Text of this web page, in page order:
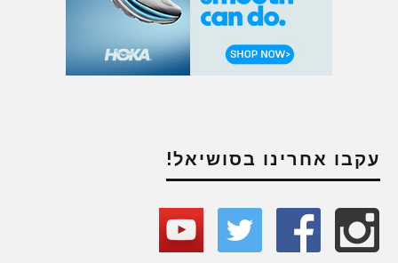
עקבו אחרינו בסושיאל!